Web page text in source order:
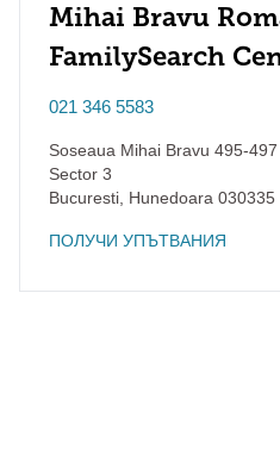
Mihai Bravu
FamilySearch
021 346 5583
Soseaua Mihai Bravu 495-497
Sector 3
Bucuresti Hunedoara 030335
ПОЛУЧИ УПЪТВАНИЯ